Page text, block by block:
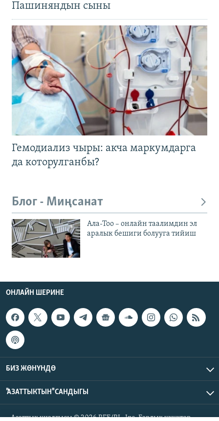
Пашиняндын сыны
Гемодиализ чыры: акча маркумдарга
да которулганбы?
Блог - Миңсанат
Ала-Тоо – онлайн таалимдин эл
аралык бешиги болууга тийиш
ОНЛАЙН ШЕРИНЕ
БИЗ ЖӨНҮНДӨ
"АЗАТТЫКТЫН" САНДЫГЫ
Азаттык үналгысы © 2026 RFE/RL, Inc. Бардык укуктар